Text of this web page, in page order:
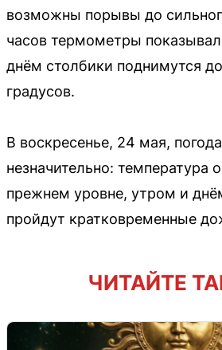
возможны порывы до
часов термометры
днём столбики поднимутся
градусов.
В воскресенье, 24 мая,
незначительно: температура
прежнем уровне, утром и
пройдут кратковременные
ЧИТАЙТЕ